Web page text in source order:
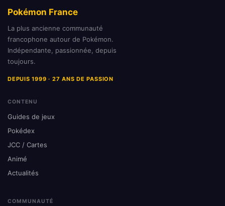
Pokémon France
La plus ancienne communauté
francophone autour de Pokémon.
Indépendante, passionnée, depuis
toujours.
DEPUIS 1999 · 27 ANS DE PASSION
CONTENU
Guides de jeux
Pokédex
JCC / Cartes
Animé
Actualités
COMMUNAUTÉ